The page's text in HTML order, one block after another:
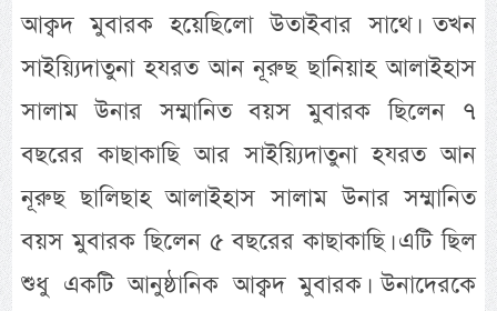
আক্বদ মুবারক হয়েছিলো উতাইবার সাথে। তখন
সাইয়্যিদাতুনা হযরত আন নূরুছ ছানিয়াহ আলাইহাস
সালাম উনার সম্মানিত বয়স মুবারক ছিলেন ৭
বছরের কাছাকাছি আর সাইয়্যিদাতুনা হযরত আন
নূরুছ ছালিছাহ আলাইহাস সালাম উনার সম্মানিত
বয়স মুবারক ছিলেন ৫ বছরের কাছাকাছি। এটি ছিল
শুধু একটি আনুষ্ঠানিক আক্বদ মুবারক। উনাদেরকে